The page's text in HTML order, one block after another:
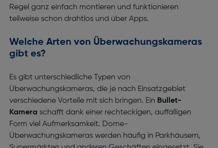
Regel ganz einfach montieren und funktionieren
teilweise schon drahtlos und über Apps.
Welche Arten von Überwachungskameras
gibt es?
Es gibt unterschiedliche Typen von
Überwachungskameras, die je nach Einsatzgebiet
verschiedene Vorteile mit sich bringen. Ein Bullet-
Kamera schafft dank einer rechteckigen, auffälligen
Form viel Aufmerksamkeit. Dome-
Überwachungskameras werden häufig in Parkhäusern,